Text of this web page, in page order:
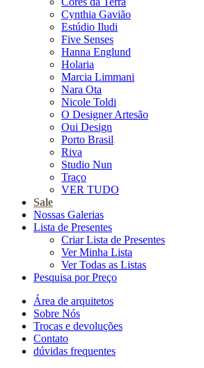
Cynthia Gavião
Estúdio Iludi
Five Senses
Hanna Englund
Holaria
Marcia Limmani
Nara Ota
Nicole Toldi
O Designer Artesão
Oui Design
Porto Brasil
Riva
Studio Nun
Traço
VER TUDO
Sale
Nossas Galerias
Lista de Presentes
Criar Lista de Presentes
Ver Minha Lista
Ver Todas as Listas
Pesquisa por Preço
Área de arquitetos
Sobre Nós
Trocas e devoluções
Contato
dúvidas frequentes